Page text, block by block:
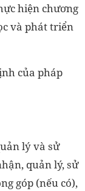
hiện chương
và phát triển
của pháp
lý và sử
quản lý, sử
góp (nếu có),